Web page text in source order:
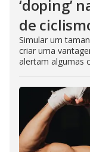
‘doping’
de
Simular um
criar uma
alertam algumas